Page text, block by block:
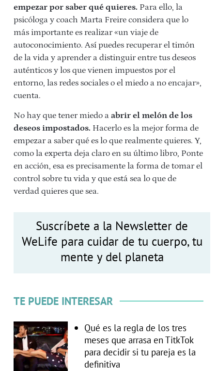
empezar por saber qué quieres. Para ello, la
psicóloga y coach Marta Freire considera que lo
más importante es realizar «un viaje de
autoconocimiento. Así puedes recuperar el timón
de la vida y aprender a distinguir entre tus deseos
auténticos y los que vienen impuestos por el
entorno, las redes sociales o el miedo a no encajar»,
cuenta.
No hay que tener miedo a abrir el melón de los
deseos impostados. Hacerlo es la mejor forma de
empezar a saber qué es lo que realmente quieres. Y,
como la experta deja claro en su último libro, Ponte
en acción, esa es precisamente la forma de tomar el
control sobre tu vida y que está sea lo que de
verdad quieres que sea.
Suscríbete a la Newsletter de
WeLife para cuidar de tu cuerpo, tu
mente y del planeta
TE PUEDE INTERESAR
Qué es la regla de los tres
meses que arrasa en TitkTok
para decidir si tu pareja es la
definitiva